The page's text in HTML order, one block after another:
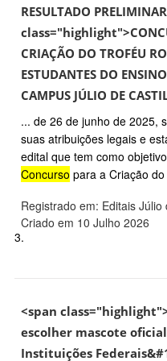
RESULTADO
CRIAÇÃO DO TROFÉU
ESTUDANTES DO
CAMPUS JÚLIO DE
... de 26 de junho de 2025,
suas atribuições legais e
edital que tem como
Concurso para a Criação
Registrado em: Editais Júlio
Criado em 10 Julho 2026
3.
<span
escolher mascote
Instituições